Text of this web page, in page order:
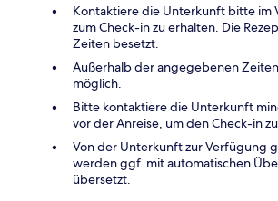
Kontaktiere die Unterkunft bitte im
zum Check-in zu erhalten. Die
Zeiten besetzt.
Außerhalb der angegebenen
möglich.
Bitte kontaktiere die Unterkunft
vor der Anreise, um den Check-in
Von der Unterkunft zur Verfügung
werden ggf. mit automatischen
übersetzt.